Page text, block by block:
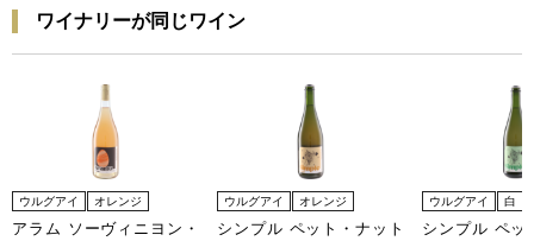
ワイナリーが同じワイン
ウルグアイ オレンジ
アラム ソーヴィニヨン・
ウルグアイ オレンジ
シンプル ペット・ナット
ウルグアイ 白
シンプル ペッ